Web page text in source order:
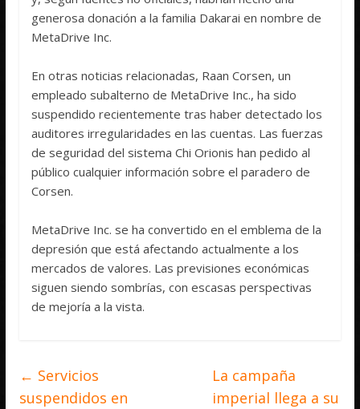
generosa donación a la familia Dakarai en nombre de
MetaDrive Inc.
En otras noticias relacionadas, Raan Corsen, un
empleado subalterno de MetaDrive Inc., ha sido
suspendido recientemente tras haber detectado los
auditores irregularidades en las cuentas. Las fuerzas
de seguridad del sistema Chi Orionis han pedido al
público cualquier información sobre el paradero de
Corsen.
MetaDrive Inc. se ha convertido en el emblema de la
depresión que está afectando actualmente a los
mercados de valores. Las previsiones económicas
siguen siendo sombrías, con escasas perspectivas
de mejoría a la vista.
← Servicios
suspendidos en
La campaña
imperial llega a su